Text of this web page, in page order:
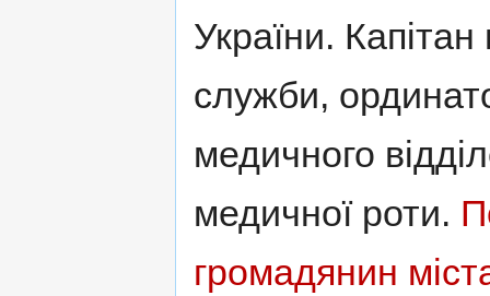
України.
служби,
медичного
медичної роти.
громадянин